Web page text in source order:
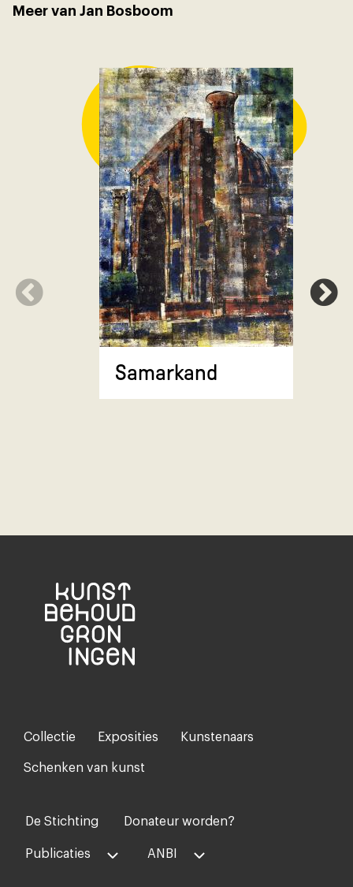
Meer van Jan Bosboom
Samarkand
Footer-
menu
Collectie Exposities Kunstenaars
Schenken van kunst
Voet
midden
De Stichting Donateur worden?
Publicaties ANBI